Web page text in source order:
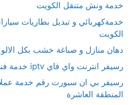
خدمة ونش متنقل الكويت
خدمةكهربائي و تبديل بطاريات
الكويت
دهان منازل و صباغة خشب بكل
رسيفر انترنت واي فاي iptv خدمة فني ستلايت المنقف
رسيفر بي ان سبورت رقم خدمة
المنطقة العاشرة